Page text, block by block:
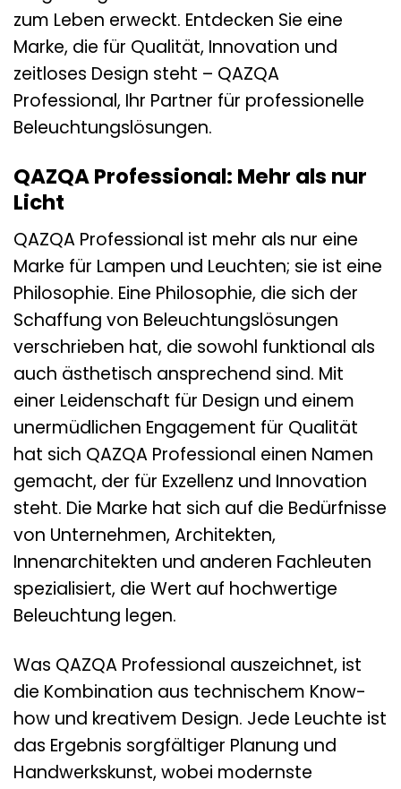
zum Leben erweckt. Entdecken Sie eine
Marke, die für Qualität, Innovation und
zeitloses Design steht – QAZQA
Professional, Ihr Partner für professionelle
Beleuchtungslösungen.
QAZQA Professional: Mehr als nur
Licht
QAZQA Professional ist mehr als nur eine
Marke für Lampen und Leuchten; sie ist eine
Philosophie. Eine Philosophie, die sich der
Schaffung von Beleuchtungslösungen
verschrieben hat, die sowohl funktional als
auch ästhetisch ansprechend sind. Mit
einer Leidenschaft für Design und einem
unermüdlichen Engagement für Qualität
hat sich QAZQA Professional einen Namen
gemacht, der für Exzellenz und Innovation
steht. Die Marke hat sich auf die Bedürfnisse
von Unternehmen, Architekten,
Innenarchitekten und anderen Fachleuten
spezialisiert, die Wert auf hochwertige
Beleuchtung legen.
Was QAZQA Professional auszeichnet, ist
die Kombination aus technischem Know-
how und kreativem Design. Jede Leuchte ist
das Ergebnis sorgfältiger Planung und
Handwerkskunst, wobei modernste